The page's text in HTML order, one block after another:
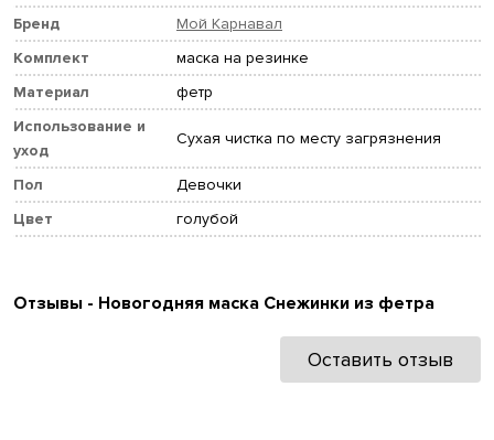
Бренд
Мой Карнавал
Комплект
маска на резинке
Материал
фетр
Использование и
уход
Сухая чистка по месту загрязнения
Пол
Девочки
Цвет
голубой
Отзывы - Новогодняя маска Снежинки из фетра
Оставить отзыв